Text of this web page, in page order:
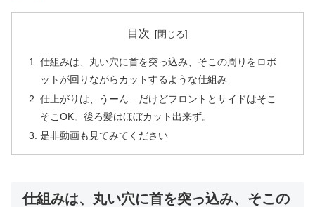
目次
仕組みは、丸い穴に首を突っ込み、そこの周りをロボ
ットが回りながらカットするような仕組み
仕上がりは、うーん…だけどフロントとサイドはそこ
そこOK。後ろ髪はほぼカット出来ず。
是非動画も見てみてください
仕組みは、丸い穴に首を突っ込み、そこの